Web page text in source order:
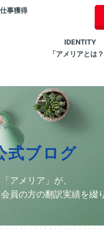
事獲得
IDENTITY
「アメリアとは？
式ブログ
アメリア」が、
員の方の翻訳実績を綴